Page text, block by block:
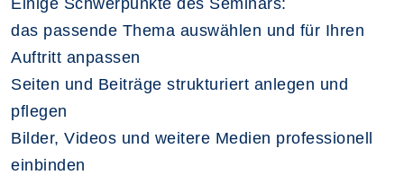
Einige Schwerpunkte des Seminars:
das passende Thema auswählen und für Ihren
Auftritt anpassen
Seiten und Beiträge strukturiert anlegen und
pflegen
Bilder, Videos und weitere Medien professionell
einbinden